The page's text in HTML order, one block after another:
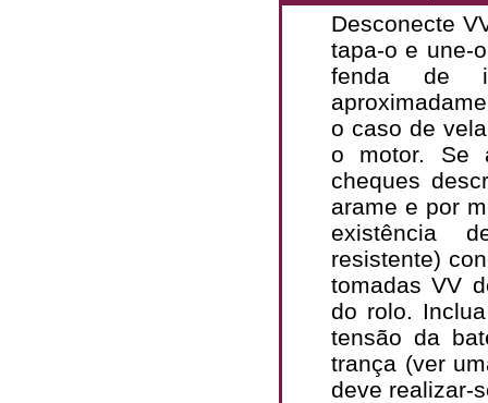
Desconecte
tapa-o e une-
fenda de
o caso de
o motor. Se
cheques
arame e por
existência
resistente)
tomadas VV
do rolo.
tensão da
trança (ver
deve realizar-